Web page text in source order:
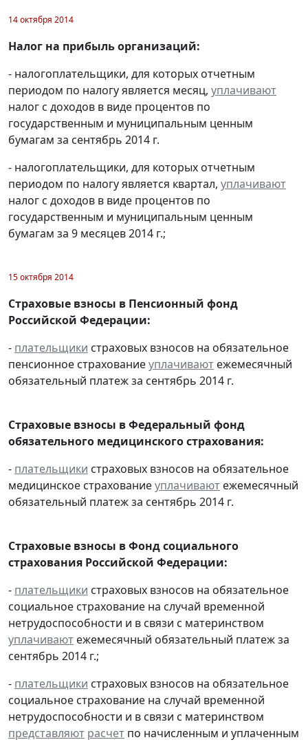
14 октября 2014
Налог на прибыль организаций:
- налогоплательщики, для которых отчетным
периодом по налогу является месяц, уплачивают
налог с доходов в виде процентов по
государственным и муниципальным ценным
бумагам за сентябрь 2014 г.
- налогоплательщики, для которых отчетным
периодом по налогу является квартал, уплачивают
налог с доходов в виде процентов по
государственным и муниципальным ценным
бумагам за 9 месяцев 2014 г.;
15 октября 2014
Страховые взносы в Пенсионный фонд
Российской Федерации:
- плательщики страховых взносов на обязательное
пенсионное страхованиеуплачивают ежемесячный
обязательный платеж за сентябрь 2014 г.
Страховые взносы в Федеральный фонд
обязательного медицинского страхования:
- плательщики страховых взносов на обязательное
медицинское страхованиеуплачивают ежемесячный
обязательный платеж за сентябрь 2014 г.
Страховые взносы в Фонд социального
страхования Российской Федерации:
- плательщики страховых взносов на обязательное
социальное страхование на случай временной
нетрудоспособности и в связи с материнством
уплачивают ежемесячный обязательный платеж за
сентябрь 2014 г.;
- плательщики страховых взносов на обязательное
социальное страхование на случай временной
нетрудоспособности и в связи с материнством
представляют расчет по начисленным и уплаченным